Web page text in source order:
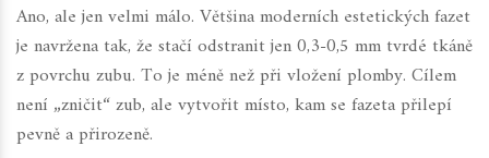
Ano, ale jen velmi málo. Většina moderních estetických fazet
je navržena tak, že stačí odstranit jen 0,3-0,5 mm tvrdé tkáně
z povrchu zubu. To je méně než při vložení plomby. Cílem
není „zničit“ zub, ale vytvořit místo, kam se fazeta přilepí
pevně a přirozeně.